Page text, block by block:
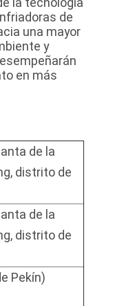
de
una mayor
y
en más
de la
distrito de
de la
distrito de
Pekín)